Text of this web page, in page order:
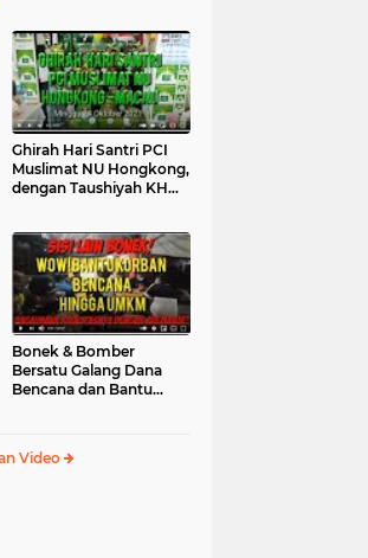
Ghirah Hari Santri PCI
Muslimat NU Hongkong,
dengan Taushiyah KH
Bonek & Bomber
Bersatu Galang Dana
Bencana dan Bantu
Video